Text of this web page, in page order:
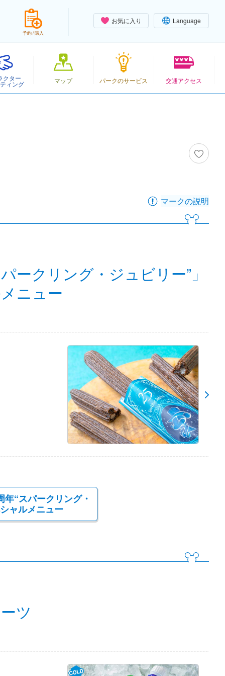
お気に入り Language
予約 / 購入
クター
ィング マップ パークのサービス 交通アクセス
マークの説明
ークリング・ジュビリー”」
ニュー
“スパークリング・
ャルメニュー
ツ